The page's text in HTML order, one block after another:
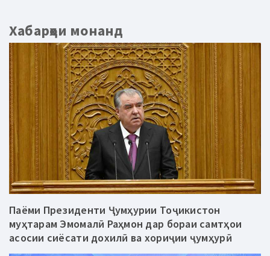
Хабарҳои монанд
Паёми Президенти Ҷумҳурии Тоҷикистон
муҳтарам Эмомалӣ Раҳмон дар бораи самтҳои
асосии сиёсати дохилӣ ва хориҷии ҷумҳурӣ